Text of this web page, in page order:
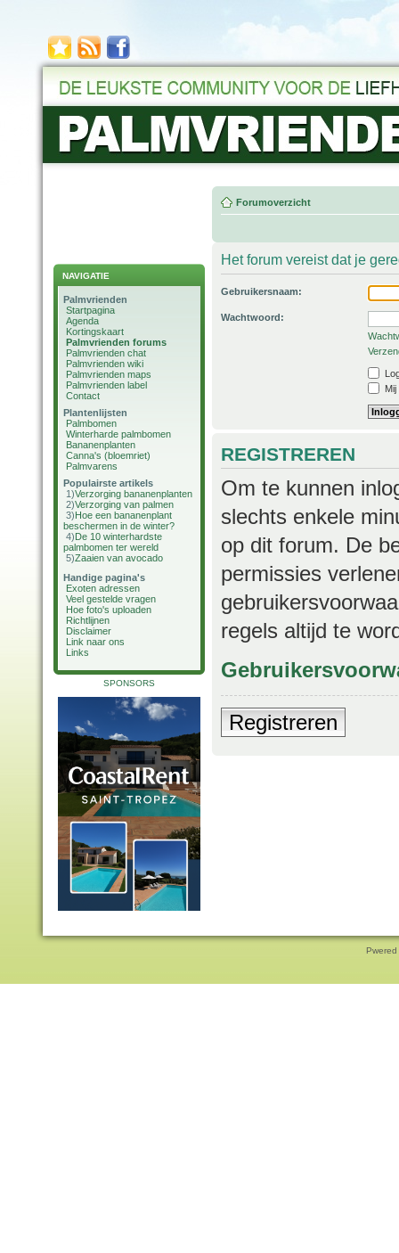
NAVIGATIE
Palmvrienden
Startpagina
Agenda
Kortingskaart
Palmvrienden forums
Palmvrienden chat
Palmvrienden wiki
Palmvrienden maps
Palmvrienden label
Contact
Plantenlijsten
Palmbomen
Winterharde palmbomen
Bananenplanten
Canna's (bloemriet)
Palmvarens
Populairste artikels
1)Verzorging bananenplanten
2)Verzorging van palmen
3)Hoe een bananenplant
beschermen in de winter?
4)De 10 winterhardste
palmbomen ter wereld
5)Zaaien van avocado
Handige pagina's
Exoten adressen
Veel gestelde vragen
Hoe foto's uploaden
Richtlijnen
Disclaimer
Link naar ons
Links
SPONSORS
Forumoverzicht
Het forum vereist dat je
Gebruikersnaam:
Wachtwoord:
REGISTREREN
Om te kunnen
slechts enkele
op dit forum. De
permissies
regels altijd te
Registreren